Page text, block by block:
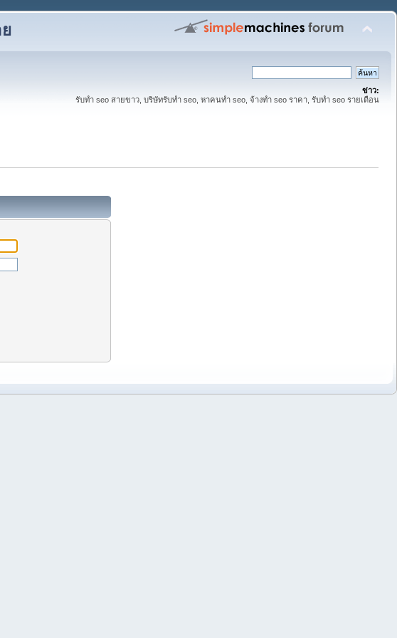
ข่าว:
รับทำ seo สายขาว, บริษัทรับทำ seo, หาคนทำ seo, จ้างทำ seo ราคา, รับทำ seo รายเดือน